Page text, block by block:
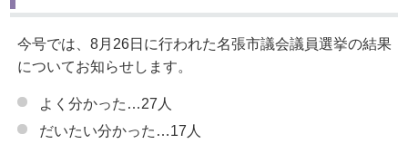
今号では、8月26日に行われた名張市議会議員選挙の結果
についてお知らせします。
よく分かった…27人
だいたい分かった…17人